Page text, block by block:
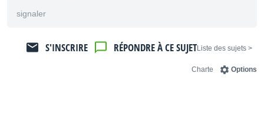
signaler
< Liste des sujets
RÉPONDRE À CE SUJET
S'INSCRIRE
Options
Charte